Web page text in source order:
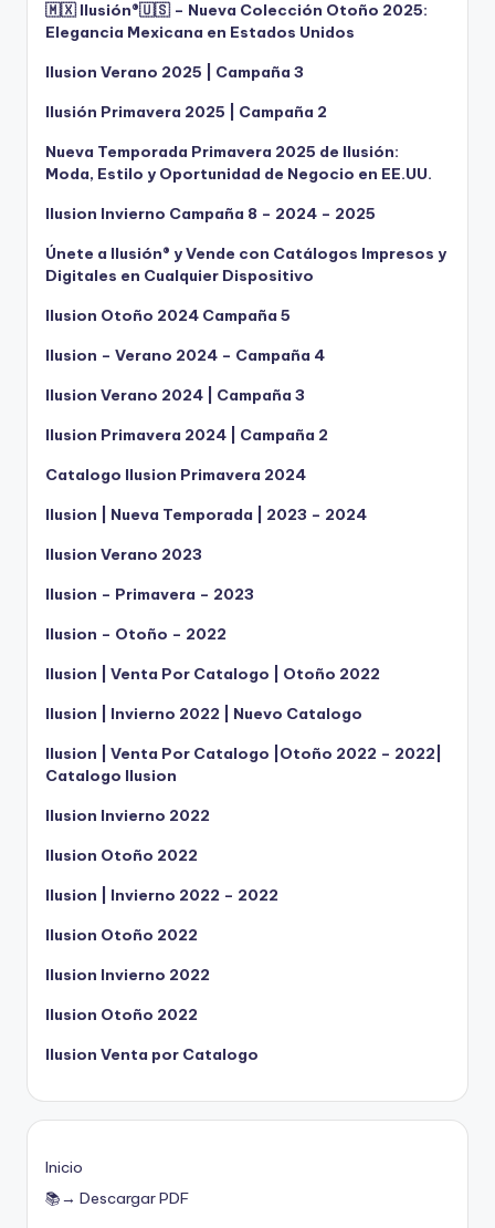
🇲🇽 Ilusión®️🇺🇸 – Nueva Colección Otoño 2025:
Elegancia Mexicana en Estados Unidos
Ilusion Verano 2025 | Campaña 3
Ilusión Primavera 2025 | Campaña 2
Nueva Temporada Primavera 2025 de Ilusión:
Moda, Estilo y Oportunidad de Negocio en EE.UU.
Ilusion Invierno Campaña 8 – 2024 – 2025
Únete a Ilusión® y Vende con Catálogos Impresos y
Digitales en Cualquier Dispositivo
Ilusion Otoño 2024 Campaña 5
Ilusion – Verano 2024 – Campaña 4
Ilusion Verano 2024 | Campaña 3
Ilusion Primavera 2024 | Campaña 2
Catalogo Ilusion Primavera 2024
Ilusion | Nueva Temporada | 2023 – 2024
Ilusion Verano 2023
Ilusion – Primavera – 2023
Ilusion – Otoño – 2022
Ilusion | Venta Por Catalogo | Otoño 2022
Ilusion | Invierno 2022 | Nuevo Catalogo
Ilusion | Venta Por Catalogo |Otoño 2022 – 2022|
Catalogo Ilusion
Ilusion Invierno 2022
Ilusion Otoño 2022
Ilusion | Invierno 2022 – 2022
Ilusion Otoño 2022
Ilusion Invierno 2022
Ilusion Otoño 2022
Ilusion Venta por Catalogo
Inicio
📚→ Descargar PDF